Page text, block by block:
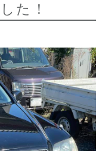
た！